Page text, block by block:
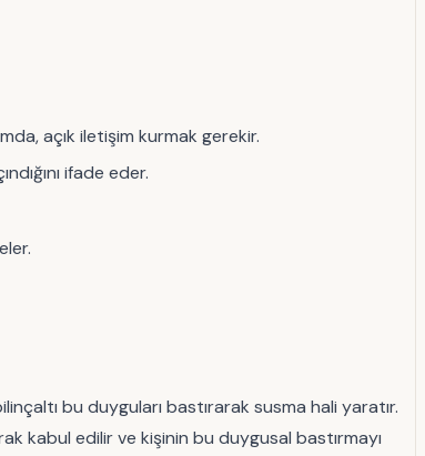
açık iletişim kurmak gerekir.
ifade eder.
bu duyguları bastırarak susma hali yaratır.
kabul edilir ve kişinin bu duygusal bastırmayı